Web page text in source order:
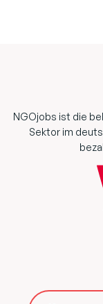
NGOjobs ist die
Sektor im